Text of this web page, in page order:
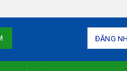
ĐĂNG